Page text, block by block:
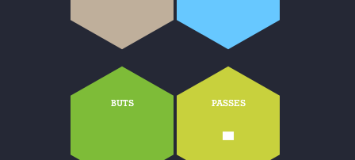
BUTS PASSES
-